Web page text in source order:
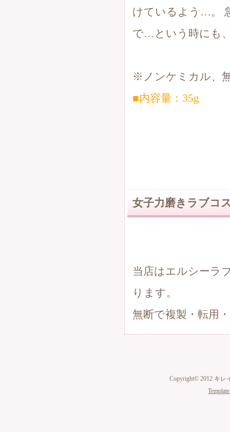
けているよう…。
で…という時にも
※ノンケミカル、
■内容量：35g
女子力磨きラブコ
当店はエルシーラ
ります。
無断で複製・転用
Copyright© 2012 キレ